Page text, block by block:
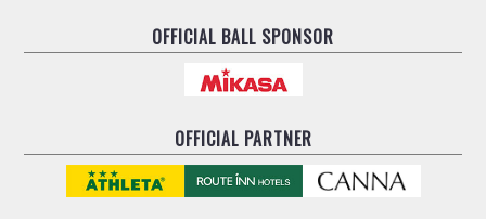
OFFICIAL BALL SPONSOR
OFFICIAL PARTNER